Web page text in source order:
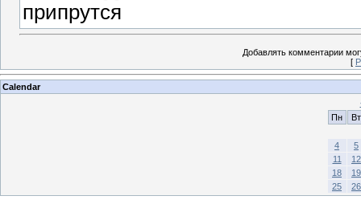
припрутся
Добавлять комментарии
[
Calendar
Пн
Вт
4
5
11
12
18
19
25
26